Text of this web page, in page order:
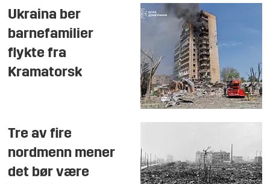
Ukraina ber
barnefamilier
flykte fra
Kramatorsk
Tre av fire
nordmenn mener
det bør være